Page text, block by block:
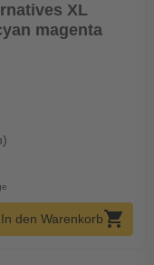
XL
magenta
Menge
In den Warenkorbshopping_cart